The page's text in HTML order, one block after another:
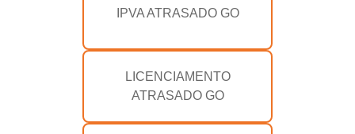
IPVA ATRASADO GO
LICENCIAMENTO
ATRASADO GO